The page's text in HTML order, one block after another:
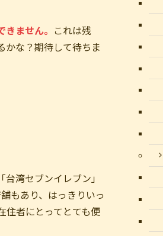
ません。 これは残
かな？期待して待ちま
台湾セブンイレブン」
もあり、はっきりいっ
住者にとってとても便